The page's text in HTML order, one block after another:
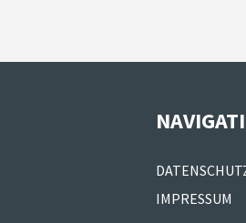
Navigation
überspringen
IMPRESSUM